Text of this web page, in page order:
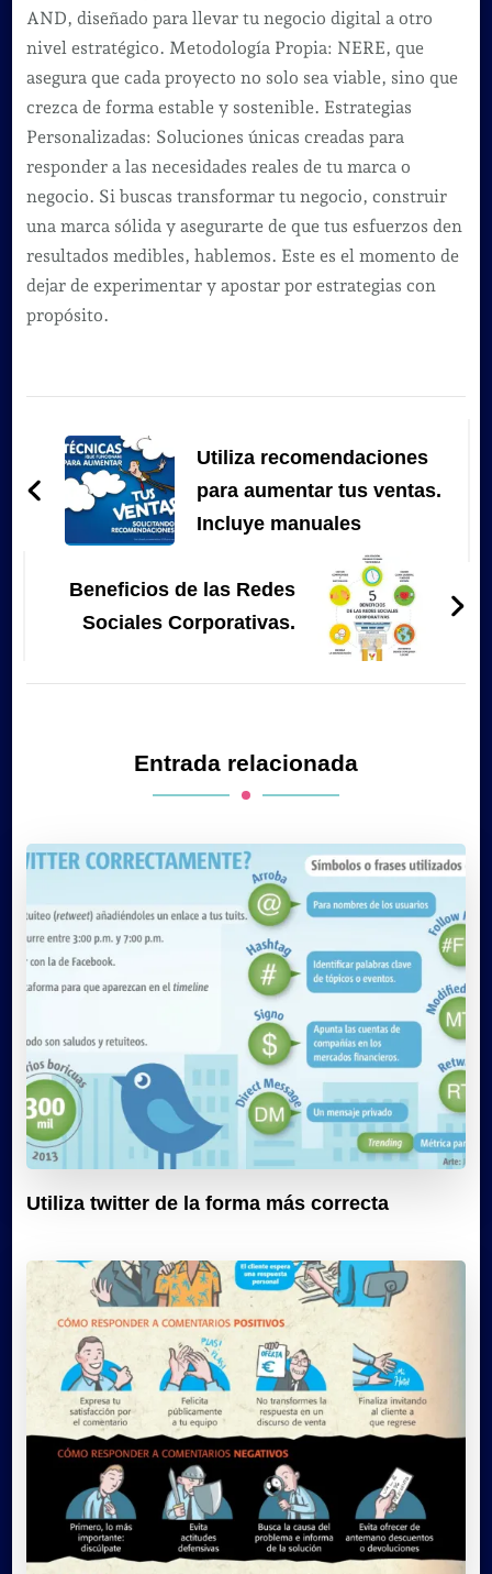
AND, diseñado para llevar tu negocio digital a otro
nivel estratégico. Metodología Propia: NERE, que
asegura que cada proyecto no solo sea viable, sino que
crezca de forma estable y sostenible. Estrategias
Personalizadas: Soluciones únicas creadas para
responder a las necesidades reales de tu marca o
negocio. Si buscas transformar tu negocio, construir
una marca sólida y asegurarte de que tus esfuerzos den
resultados medibles, hablemos. Este es el momento de
dejar de experimentar y apostar por estrategias con
propósito.
de
entradas
Utiliza recomendaciones
para aumentar tus ventas.
Incluye manuales
Beneficios de las Redes
Sociales Corporativas.
Entrada relacionada
Utiliza twitter de la forma más correcta